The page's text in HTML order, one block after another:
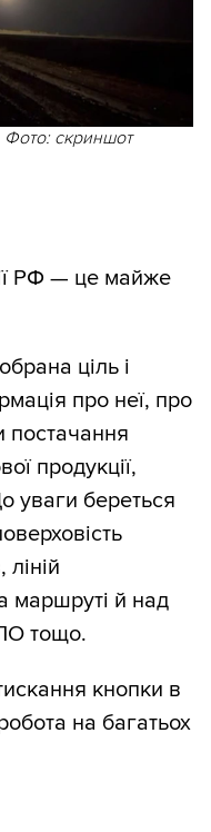
Фото: скриншот
РФ — це майже
ціль і
про неї, про
постачання
продукції,
уваги береться
маршруті й над
тощо.
кнопки в
на багатьох